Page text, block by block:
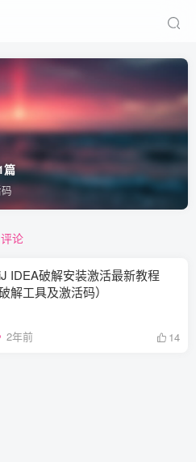
篇
评论
IDEA破解安装激活最新教程
破解工具及激活码）
2年前 14